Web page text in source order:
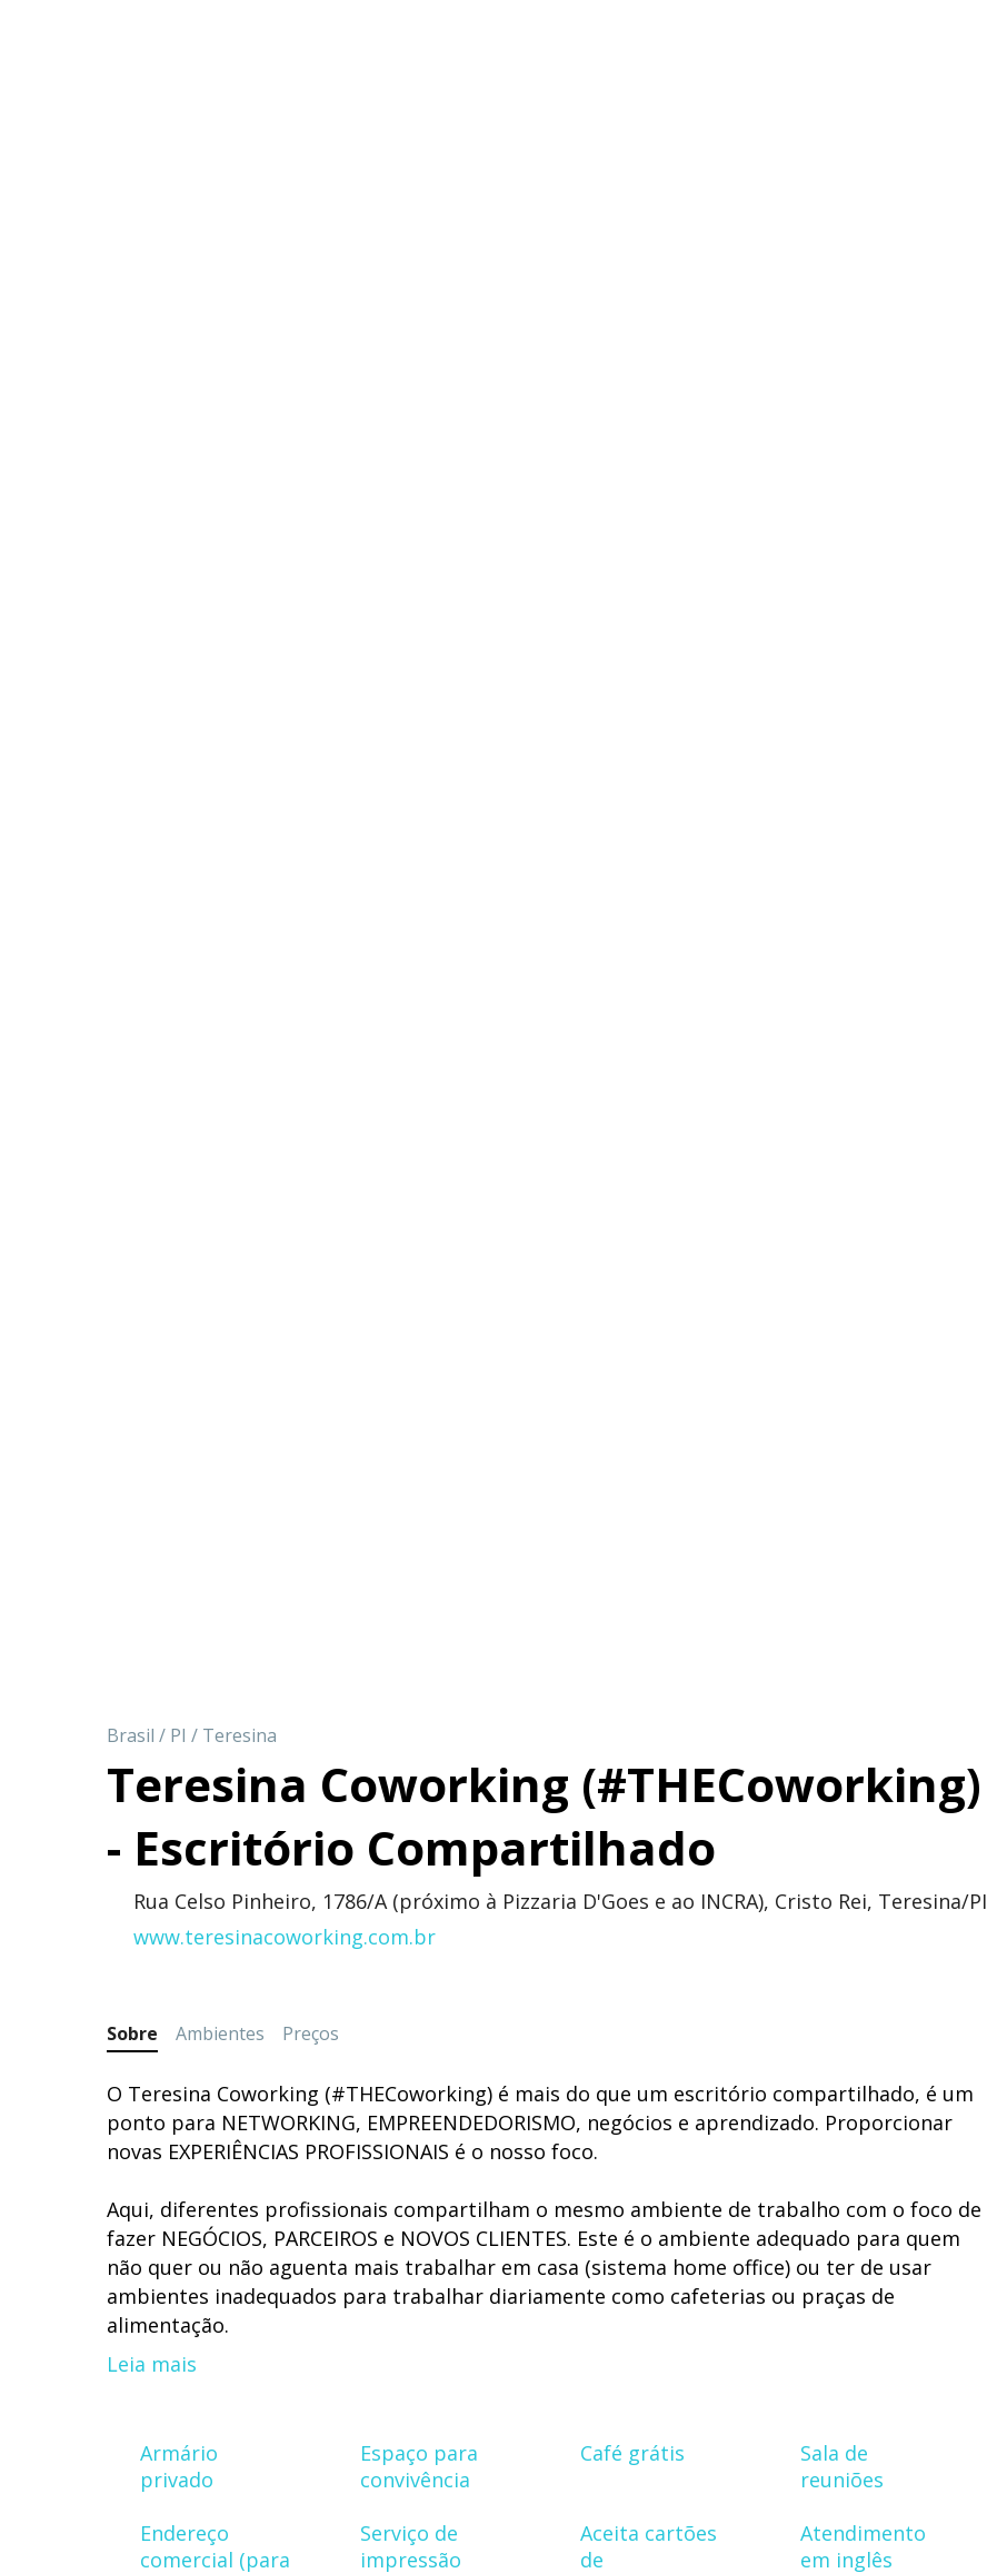
Brasil / PI / Teresina
Teresina Coworking (#THECoworking)
- Escritório Compartilhado
Rua Celso Pinheiro, 1786/A (próximo à Pizzaria D'Goes e ao INCRA), Cristo Rei, Teresina/PI
www.teresinacoworking.com.br
Sobre Ambientes Preços
O Teresina Coworking (#THECoworking) é mais do que um escritório compartilhado, é um
ponto para NETWORKING, EMPREENDEDORISMO, negócios e aprendizado. Proporcionar
novas EXPERIÊNCIAS PROFISSIONAIS é o nosso foco.
Aqui, diferentes profissionais compartilham o mesmo ambiente de trabalho com o foco de
fazer NEGÓCIOS, PARCEIROS e NOVOS CLIENTES. Este é o ambiente adequado para quem
não quer ou não aguenta mais trabalhar em casa (sistema home office) ou ter de usar
ambientes inadequados para trabalhar diariamente como cafeterias ou praças de
alimentação.
discutindo. Para isso, dispõe de SALA DE REUNIÃO PRIVATIVA para até 6 pessoas e sala para
TREINAMENTOS e WORKSHOPS para até 30 pessoas.
Com PALESTRAS PERIÓDICAS em parceria com centros de excelência profissional, o
#THECoworking é também o local adequado para o APRIMORAMENTO PROFISSIONAL, seja
Leia mais
Armário
privado
Espaço para
convivência
Café grátis
Sala de
reuniões
Endereço
comercial (para
Serviço de
impressão
Aceita cartões
de
Atendimento
em inglês